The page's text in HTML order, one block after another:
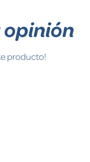
opinión
producto!